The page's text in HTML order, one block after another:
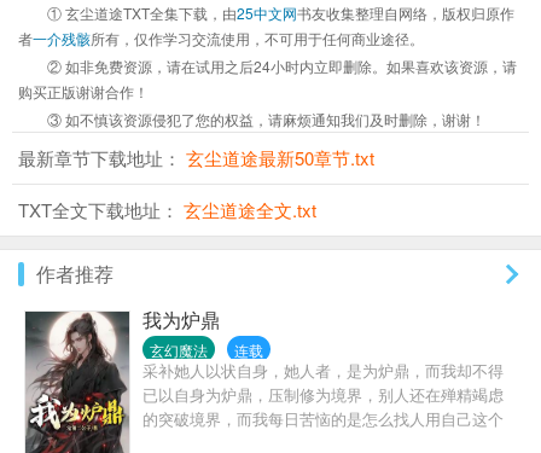
① 玄尘道途TXT全集下载，由25中文网书友收集整理自网络，版权归原作
者一介残骸所有，仅作学习交流使用，不可用于任何商业途径。
② 如非免费资源，请在试用之后24小时内立即删除。如果喜欢该资源，请
购买正版谢谢合作！
③ 如不慎该资源侵犯了您的权益，请麻烦通知我们及时删除，谢谢！
最新章节下载地址： 玄尘道途最新50章节.txt
TXT全文下载地址： 玄尘道途全文.txt
作者推荐
我为炉鼎
玄幻魔法 连载
采补她人以状自身，她人者，是为炉鼎，而我却不得
已以自身为炉鼎，压制修为境界，别人还在殚精竭虑
的突破境界，而我每日苦恼的是怎么找人用自己这个